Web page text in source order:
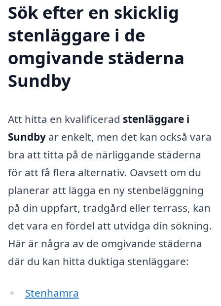
Sök efter en skicklig
stenläggare i de
omgivande städerna
Sundby
Att hitta en kvalificerad stenläggare i
Sundby är enkelt, men det kan också vara
bra att titta på de närliggande städerna
för att få flera alternativ. Oavsett om du
planerar att lägga en ny stenbeläggning
på din uppfart, trädgård eller terrass, kan
det vara en fördel att utvidga din sökning.
Här är några av de omgivande städerna
där du kan hitta duktiga stenläggare:
Stenhamra